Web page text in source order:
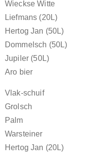
Wieckse Witte
Liefmans (20L)
Hertog Jan (50L)
Dommelsch (50L)
Jupiler (50L)
Aro bier
Vlak-schuif
Grolsch
Palm
Warsteiner
Hertog Jan (20L)